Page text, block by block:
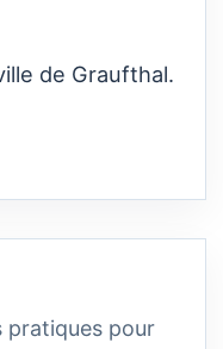
de Graufthal.
pratiques pour